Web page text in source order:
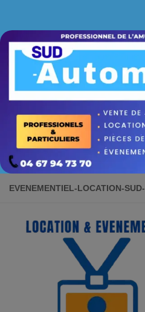
EVENEMENTIEL-LOCATION-